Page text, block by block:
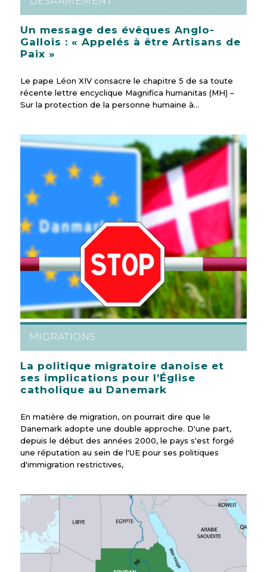
Un message des évêques Anglo-
Gallois : « Appelés à être Artisans de
Paix »
Le pape Léon XIV consacre le chapitre 5 de sa toute
récente lettre encyclique Magnifica humanitas (MH) –
Sur la protection de la personne humaine à…
MIGRATIONS
La politique migratoire danoise et
ses implications pour l’Église
catholique au Danemark
En matière de migration, on pourrait dire que le
Danemark adopte une double approche. D'une part,
depuis le début des années 2000, le pays s'est forgé
une réputation au sein de l'UE pour ses politiques
d'immigration restrictives,